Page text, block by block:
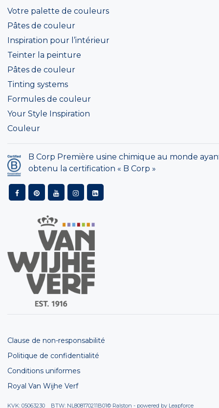
Votre palette de couleurs
Pâtes de couleur
Inspiration pour l’intérieur
Teinter la peinture
Pâtes de couleur
Tinting systems
Formules de couleur
Your Style Inspiration
Couleur
B Corp Première usine chimique au monde
obtenu la certification « B Corp »
Clause de non-responsabilité
Politique de confidentialité
Conditions uniformes
Royal Van Wijhe Verf
KVK: 05063230 BTW: NL808170211B01© Ralston - powered by Leapforce